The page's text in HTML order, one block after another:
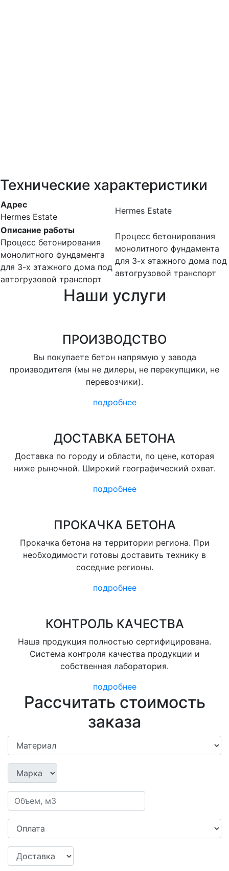
Технические характеристики
Адрес
Hermes Estate
Hermes Estate
Описание работы
Процесс бетонирования
монолитного фундамента
для 3-х этажного дома под
автогрузовой транспорт
Процесс бетонирования
монолитного фундамента
для 3-х этажного дома под
автогрузовой транспорт
Наши услуги
ПРОИЗВОДСТВО
Вы покупаете бетон напрямую у завода
производителя (мы не дилеры, не перекупщики, не
перевозчики).
подробнее
ДОСТАВКА БЕТОНА
Доставка по городу и области, по цене, которая
ниже рыночной. Широкий географический охват.
подробнее
ПРОКАЧКА БЕТОНА
Прокачка бетона на территории региона. При
необходимости готовы доставить технику в
соседние регионы.
подробнее
КОНТРОЛЬ КАЧЕСТВА
Наша продукция полностью сертифицирована.
Система контроля качества продукции и
собственная лаборатория.
подробнее
Рассчитать стоимость
заказа